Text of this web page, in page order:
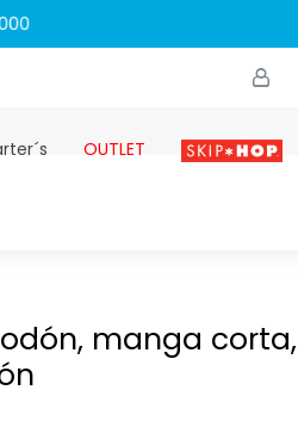
OUTLET Skip-hop
manga corta,